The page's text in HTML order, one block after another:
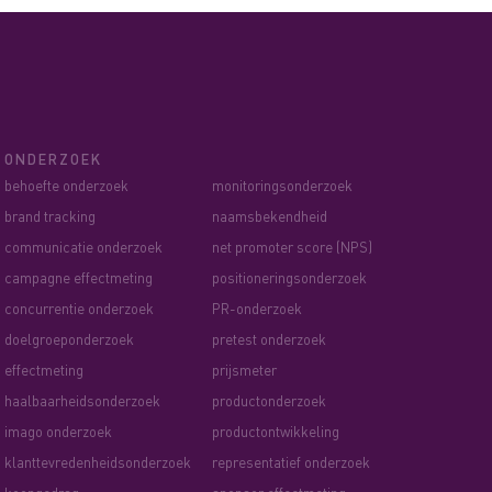
ONDERZOEK
behoefte onderzoek
brand tracking
communicatie onderzoek
campagne effectmeting
concurrentie onderzoek
doelgroeponderzoek
effectmeting
haalbaarheidsonderzoek
imago onderzoek
klanttevredenheidsonderzoek
monitoringsonderzoek
naamsbekendheid
net promoter score (NPS)
positioneringsonderzoek
PR-onderzoek
pretest onderzoek
prijsmeter
productonderzoek
productontwikkeling
representatief onderzoek